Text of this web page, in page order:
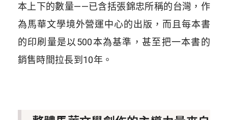
本上下的數量——已含括張錦忠所稱的台灣，作
為馬華文學境外營運中心的出版，而且每本書
的印刷量是以 500本為基準，甚至把一本書的
銷售時間拉長到 10年。